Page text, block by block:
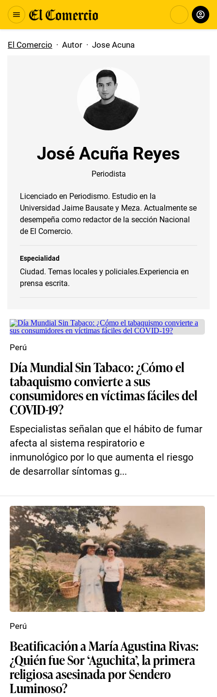
El Comercio · Autor · Jose Acuna
José Acuña Reyes
Periodista
Licenciado en Periodismo. Estudio en la
Universidad Jaime Bausate y Meza. Actualmente se
desempeña como redactor de la sección Nacional
de El Comercio.
Especialidad
Ciudad. Temas locales y policiales.Experiencia en
prensa escrita.
Día Mundial Sin Tabaco: ¿Cómo el
tabaquismo convierte a sus
consumidores en víctimas fáciles del
COVID-19?
Especialistas señalan que el hábito de fumar
afecta al sistema respiratorio e
inmunológico por lo que aumenta el riesgo
de desarrollar síntomas g...
Perú
Beatificación a María Agustina Rivas:
¿Quién fue Sor ‘Aguchita’, la primera
religiosa asesinada por Sendero
Luminoso?
Perú